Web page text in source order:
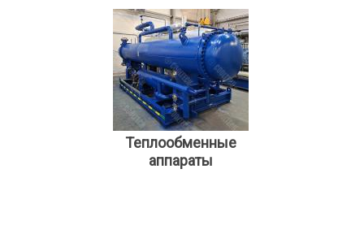
Теплообменные
аппараты